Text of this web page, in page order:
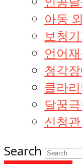
아동
보청
언어
청각
클라
달꿈
신청
Search